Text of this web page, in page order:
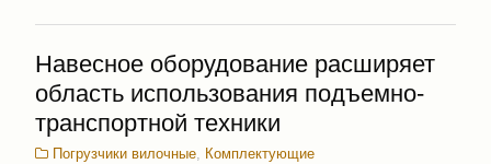
энергоэффективных
логистических комплексов
Навесное оборудование расширяет
область использования подъемно-
транспортной техники
Погрузчики вилочные, Комплектующие